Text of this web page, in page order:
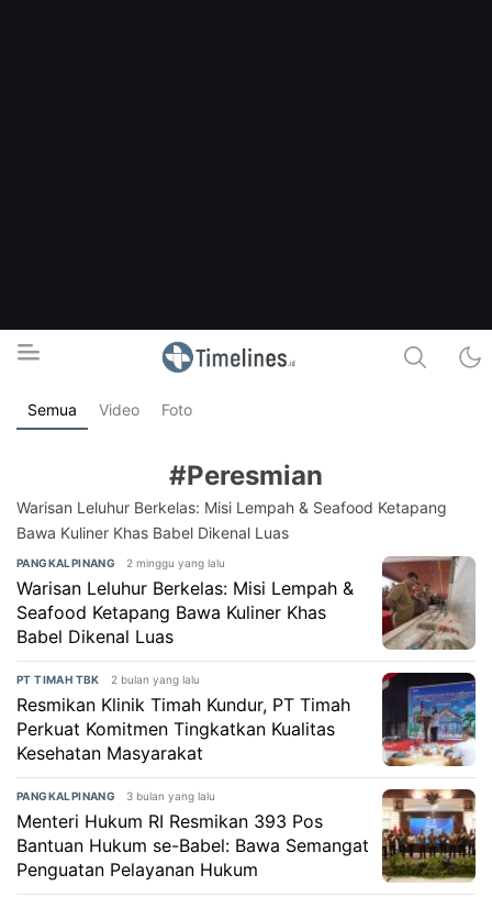
Timelines.id
Media Literasi, Sejarah & Budaya
Semua Video Foto
#Peresmian
Warisan Leluhur Berkelas: Misi Lempah & Seafood Ketapang
Bawa Kuliner Khas Babel Dikenal Luas
PANGKALPINANG 2 minggu yang lalu
Warisan Leluhur Berkelas: Misi Lempah &
Seafood Ketapang Bawa Kuliner Khas
Babel Dikenal Luas
PT TIMAH TBK 2 bulan yang lalu
Resmikan Klinik Timah Kundur, PT Timah
Perkuat Komitmen Tingkatkan Kualitas
Kesehatan Masyarakat
PANGKALPINANG 3 bulan yang lalu
Menteri Hukum RI Resmikan 393 Pos
Bantuan Hukum se-Babel: Bawa Semangat
Penguatan Pelayanan Hukum